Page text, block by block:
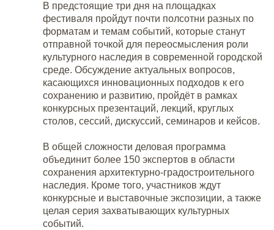
В предстоящие три дня на площадках
фестиваля пройдут почти полсотни разных по
форматам и темам событий, которые станут
отправной точкой для переосмысления роли
культурного наследия в современной городской
среде. Обсуждение актуальных вопросов,
касающихся инновационных подходов к его
сохранению и развитию, пройдёт в рамках
конкурсных презентаций, лекций, круглых
столов, сессий, дискуссий, семинаров и кейсов.
В общей сложности деловая программа
объединит более 150 экспертов в области
сохранения архитектурно-градостроительного
наследия. Кроме того, участников ждут
конкурсные и выставочные экспозиции, а также
целая серия захватывающих культурных
событий.